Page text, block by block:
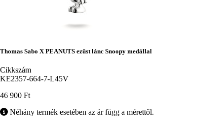
Thomas Sabo X PEANUTS ezüst lánc Snoopy medállal
Cikkszám
KE2357-664-7-L45V
46 900 Ft
Néhány termék esetében az ár függ a mérettől.